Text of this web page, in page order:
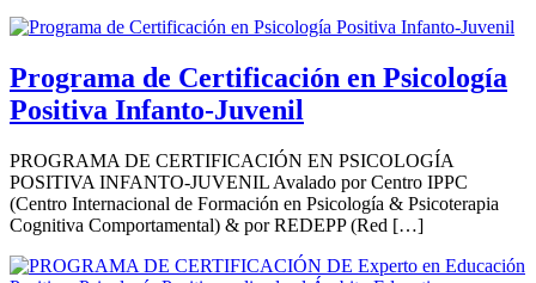
Programa de Certificación en Psicología
Positiva Infanto-Juvenil
PROGRAMA DE CERTIFICACIÓN EN PSICOLOGÍA
POSITIVA INFANTO-JUVENIL Avalado por Centro IPPC
(Centro Internacional de Formación en Psicología & Psicoterapia
Cognitiva Comportamental) & por REDEPP (Red […]